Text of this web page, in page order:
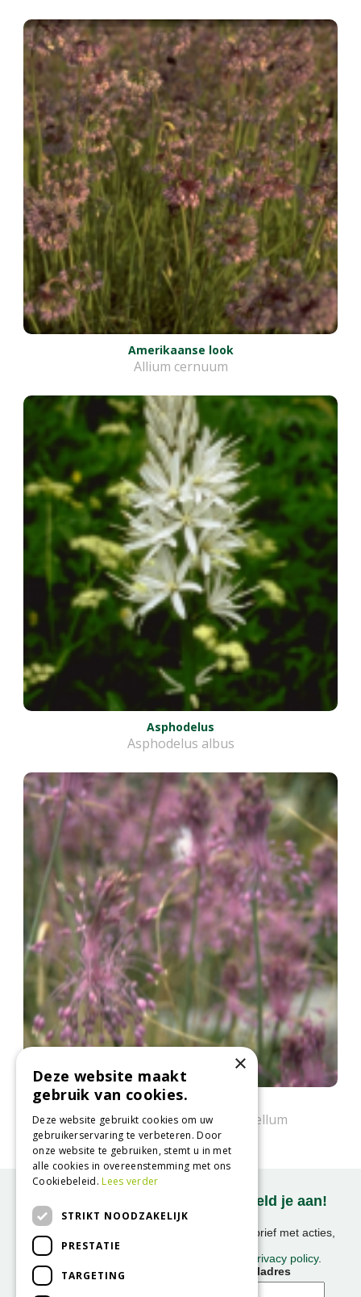
Amerikaanse look
Allium cernuum
Asphodelus
Asphodelus albus
Berglook
Allium carinatum subsp. pulchellum
Onze nieuwsbrief ontvangen? Meld je aan!
Ontvang ongeveer 1x per week onze nieuwsbrief met acties,
We slaan uw gegevens op conform onze
privacy policy.
Voornaam
E-mailadres
×
Deze website maakt
gebruik van cookies.
Deze website gebruikt cookies om uw
gebruikerservaring te verbeteren. Door
onze website te gebruiken, stemt u in met
alle cookies in overeenstemming met ons
Cookiebeleid.Lees verder
STRIKT NOODZAKELIJK
PRESTATIE
TARGETING